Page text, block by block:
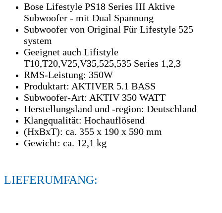
Bose Lifestyle PS18 Series III Aktive
Subwoofer - mit Dual Spannung
Subwoofer von Original Für Lifestyle 525
system
Geeignet auch Lifistyle
T10,T20,V25,V35,525,535 Series 1,2,3
RMS-Leistung: 350W
Produktart: AKTIVER 5.1 BASS
Subwoofer-Art: AKTIV 350 WATT
Herstellungsland und -region: Deutschland
Klangqualität: Hochauflösend
(HxBxT): ca. 355 x 190 x 590 mm
Gewicht: ca. 12,1 kg
LIEFERUMFANG: